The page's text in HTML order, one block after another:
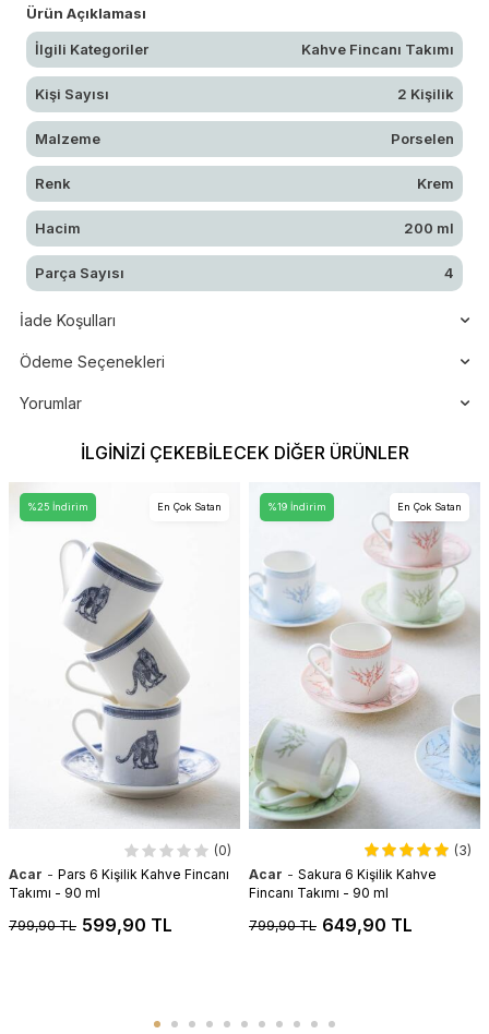
Ürün Açıklaması
İlgili Kategoriler Kahve Fincanı Takımı
Kişi Sayısı 2 Kişilik
Malzeme Porselen
Renk Krem
Hacim 200 ml
Parça Sayısı 4
İade Koşulları
Ödeme Seçenekleri
Yorumlar
İLGINIZI ÇEKEBILECEK DIĞER ÜRÜNLER
%25 İndirim En Çok Satan
(0)
Acar - Pars 6 Kişilik Kahve Fincanı
Takımı - 90 ml
799,90 TL 599,90 TL
%19 İndirim En Çok Satan
(3)
Acar - Sakura 6 Kişilik Kahve
Fincanı Takımı - 90 ml
799,90 TL 649,90 TL